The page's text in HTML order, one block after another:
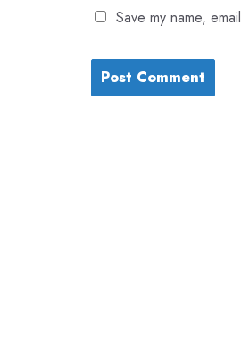
Save my name,